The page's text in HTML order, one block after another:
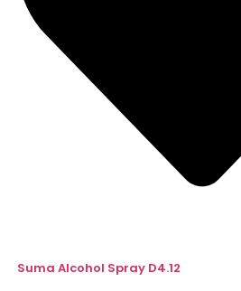
Suma Alcohol Spray D4.12